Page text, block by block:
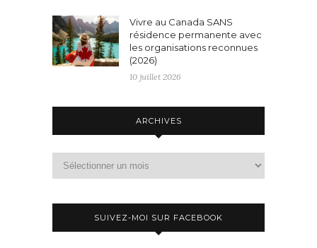
Vivre au Canada SANS
résidence permanente avec
les organisations reconnues
(2026)
10 juillet 2026
ARCHIVES
SUIVEZ-MOI SUR FACEBOOK